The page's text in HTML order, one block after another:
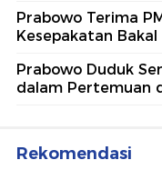
Prabowo Terima
Kesepakatan
Prabowo Duduk
dalam Pertemuan
Rekomendasi